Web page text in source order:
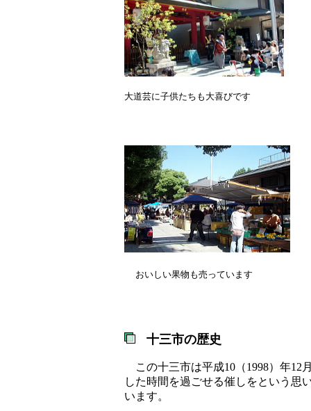
大道芸に子供たちも大喜びです 骨
おいしい果物も売っています
十三市の歴史
この十三市は平成10（1998）年12
した時間を過ごせる催しをという思
います。